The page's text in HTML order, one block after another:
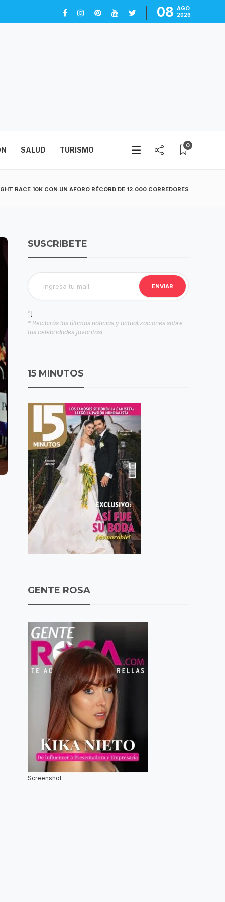
08 AGO
2026
SALUD TURISMO 0
RACE 10K CON UN AFORO RÉCORD DE 12.000 CORREDORES
SUSCRIBETE
"]
* Recibirás las últimas noticias y actualizaciones sobre
tus celebridades favoritas!
15 MINUTOS
GENTE ROSA
Screenshot